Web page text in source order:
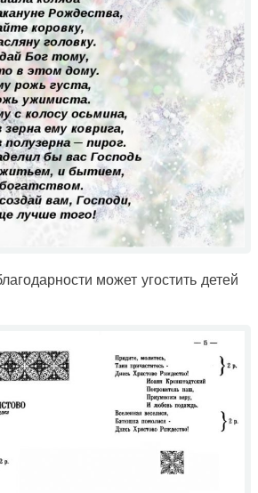
может угостить детей